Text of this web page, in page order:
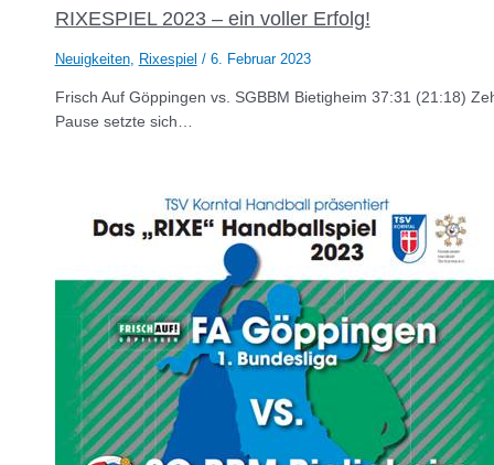
RIXESPIEL 2023 – ein voller Erfolg!
Neuigkeiten, Rixespiel / 6. Februar 2023
Frisch Auf Göppingen vs. SGBBM Bietigheim 37:31 (21:18)
Pause setzte sich…